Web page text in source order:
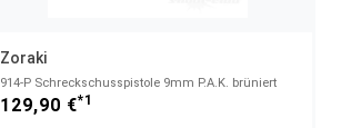
Zoraki
914-P Schreckschusspistole 9mm P.A.K. brüniert
129,90 €*1